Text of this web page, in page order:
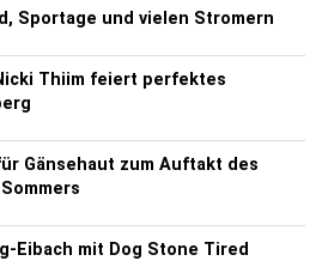
Sportage und vielen Stromern
Thiim feiert perfektes
Gänsehaut zum Auftakt des
Eibach mit Dog Stone Tired